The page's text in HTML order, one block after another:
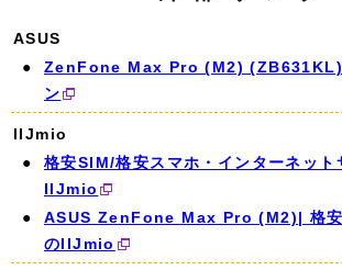
ASUS
ZenFone Max Pro (M2) (ZB631KL)
ン
IIJmio
格安SIM/格安スマホ・インターネット
IIJmio
ASUS ZenFone Max Pro (M2)| 格安
のIIJmio